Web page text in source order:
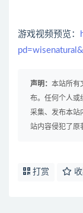
游戏视频预览：
声明： 本站所有
布。任何个人或
采集、发布本站
站内容侵犯了原
打赏